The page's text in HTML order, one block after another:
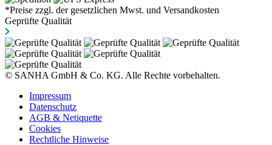
*Preise zzgl. der gesetzlichen Mwst. und Versandkosten
Geprüfte Qualität
© SANHA GmbH & Co. KG. Alle Rechte vorbehalten.
Impressum
Datenschutz
AGB & Netiquette
Cookies
Rechtliche Hinweise